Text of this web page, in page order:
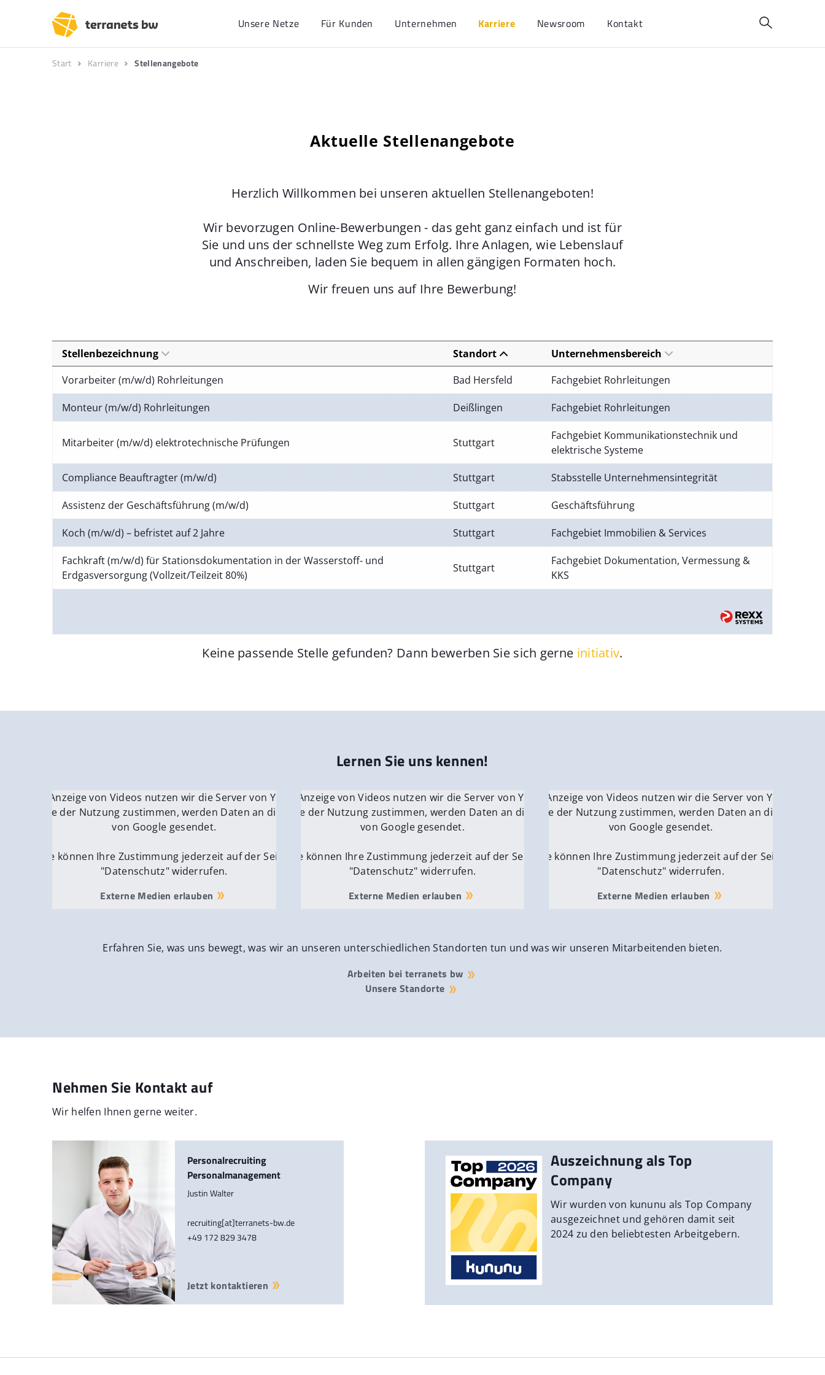
Unsere Netze Für Kunden Unternehmen Karriere Newsroom Kontakt
Start Karriere Stellenangebote
Aktuelle Stellenangebote
Herzlich Willkommen bei unseren aktuellen Stellenangeboten!
Wir bevorzugen Online-Bewerbungen - das geht ganz einfach und ist für
Sie und uns der schnellste Weg zum Erfolg. Ihre Anlagen, wie Lebenslauf
und Anschreiben, laden Sie bequem in allen gängigen Formaten hoch.
Wir freuen uns auf Ihre Bewerbung!
Stellenbezeichnung Standort
Unternehmensbereich
Vorarbeiter (m/w/d) Rohrleitungen
Bad Hersfeld Fachgebiet Rohrleitungen
Monteur (m/w/d) Rohrleitungen Deißlingen Fachgebiet Rohrleitungen
Mitarbeiter (m/w/d) elektrotechnische Prüfungen Stuttgart
Fachgebiet Kommunikationstechnik und
elektrische Systeme
Compliance Beauftragter (m/w/d) Stuttgart Stabsstelle Unternehmensintegrität
Assistenz der Geschäftsführung (m/w/d) Stuttgart Geschäftsführung
Koch (m/w/d) – befristet auf 2 Jahre Stuttgart Fachgebiet Immobilien & Services
Fachkraft (m/w/d) für Stationsdokumentation in der Wasserstoff- und
Erdgasversorgung (Vollzeit/Teilzeit 80%)
Stuttgart
Fachgebiet Dokumentation, Vermessung &
KKS
Keine passende Stelle gefunden? Dann bewerben Sie sich gerne initiativ.
Lernen Sie uns kennen!
Für die Anzeige von Videos nutzen wir die Server von YouTube.
Wenn Sie der Nutzung zustimmen, werden Daten an die Server
von Google gesendet.
Sie können Ihre Zustimmung jederzeit auf der Seite
"Datenschutz" widerrufen.
Externe Medien erlauben
Für die Anzeige von Videos nutzen wir die Server von YouTube.
Wenn Sie der Nutzung zustimmen, werden Daten an die Server
von Google gesendet.
Sie können Ihre Zustimmung jederzeit auf der Seite
"Datenschutz" widerrufen.
Externe Medien erlauben
Für die Anzeige von Videos nutzen wir die Server von YouTube.
Wenn Sie der Nutzung zustimmen, werden Daten an die Server
von Google gesendet.
Sie können Ihre Zustimmung jederzeit auf der Seite
"Datenschutz" widerrufen.
Externe Medien erlauben
Erfahren Sie, was uns bewegt, was wir an unseren unterschiedlichen Standorten tun und was wir unseren Mitarbeitenden bieten.
Arbeiten bei terranets bw
Unsere Standorte
Nehmen Sie Kontakt auf
Wir helfen Ihnen gerne weiter.
Personalrecruiting
Personalmanagement
Justin Walter
recruiting[at]terranets-bw.de
+49 172 829 3478
Jetzt kontaktieren
Auszeichnung als Top
Company
Wir wurden von kununu als Top Company
ausgezeichnet und gehören damit seit
2024 zu den beliebtesten Arbeitgebern.